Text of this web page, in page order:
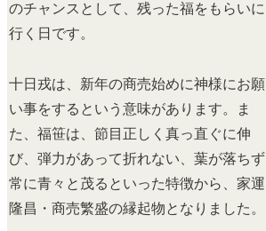
のチャンスとして、残った福をもらいに
行く日です。
十日戎は、新年の商売始めに神様にお願
い事をするという意味があります。ま
た、福笹は、節目正しく真っ直ぐに伸
び、弾力があって折れない、葉が落ちず
常に青々と茂るといった特徴から、家運
隆昌・商売繁盛の縁起物となりました。